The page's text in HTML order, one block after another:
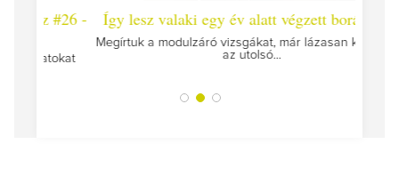
Így lesz valaki egy év alatt végzett borász #25
Megírtuk a modulzáró vizsgákat, már lázasan készülünk
az utolsó...